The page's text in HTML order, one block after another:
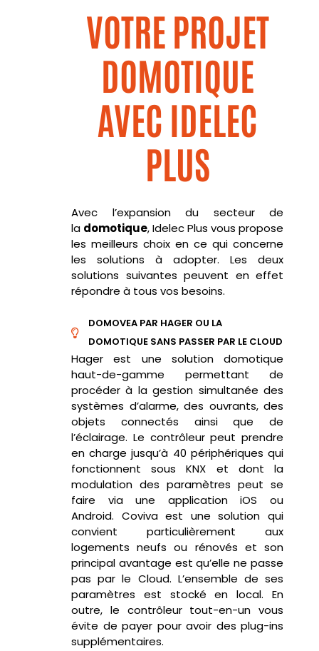
VOTRE PROJET
DOMOTIQUE
AVEC IDELEC
PLUS
Avec l’expansion du secteur de
la domotique,IdelecPlus vous propose
les meilleurs choix en ce qui concerne
les solutions à adopter. Les deux
solutions suivantes peuvent en effet
répondre à tous vos besoins.
DOMOVEA PAR HAGER OU LA
DOMOTIQUE SANS PASSER PAR LE CLOUD
Hager est une solution domotique
haut-de-gamme permettant de
procéder à la gestion simultanée des
systèmes d’alarme, des ouvrants, des
objets connectés ainsi que de
l’éclairage. Le contrôleur peut prendre
en charge jusqu’à 40 périphériques qui
fonctionnent sous KNX et dont la
modulation des paramètres peut se
faire via une applicationiOS ou
Android. Covivaest une solution qui
convient particulièrement aux
logements neufs ou rénovés et son
principal avantage est qu’elle ne passe
pas par le Cloud. L’ensemble de ses
paramètres est stocké en local. En
outre, le contrôleur tout-en-un vous
évite de payer pour avoir des plug-ins
supplémentaires.